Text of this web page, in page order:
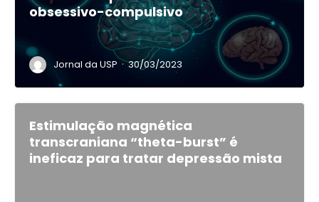
obsessivo-compulsivo
Jornal da USP · 30/03/2023
Estimulação magnética
transcraniana “theta-burst” é
ineficaz para tratar depressão mista